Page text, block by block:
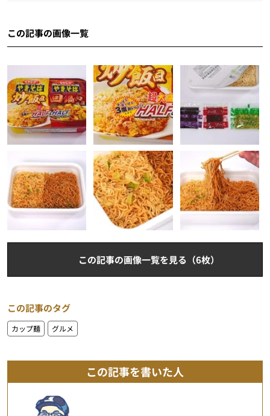
この記事の画像一覧
この記事の画像一覧を見る（6枚）
この記事のタグ
カップ麺 グルメ
この記事を書いた人